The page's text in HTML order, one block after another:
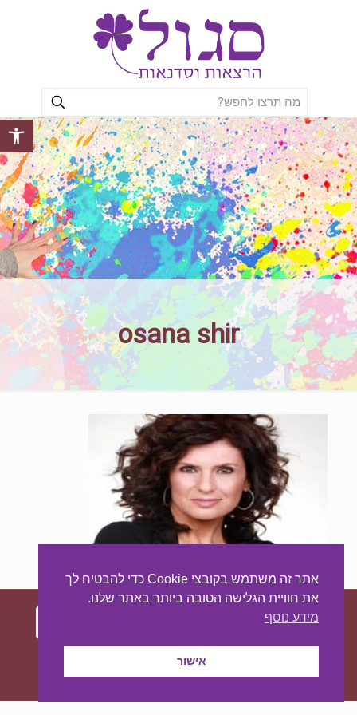
פתח
osana shir
עיצוב ובניית האתר:מאסטר סייט - יצירת נוכחות
באינטרנט
אתר זה משתמש בקובצי Cookie כדי להבטיח לך
את חוויית הגלישה הטובה ביותר באתר שלנו.
מידע נוסף
אישור